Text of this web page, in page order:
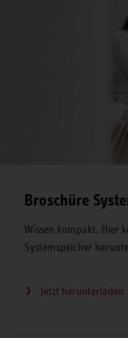
Broschüre
Wissen kompakt. Hier
Systemspeicher
Jetzt herunterladen